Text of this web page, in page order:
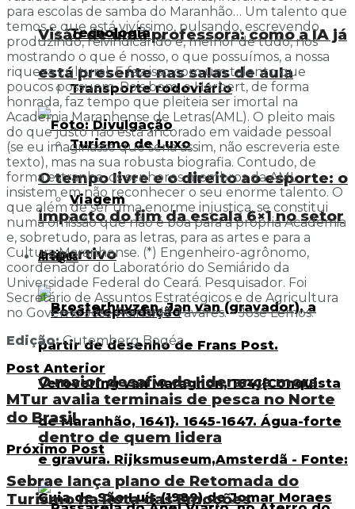
Visão de uma professora: como a IA já
está presente nas salas de aula
O tempo livre e o direito ao esporte: o
impacto do fim da escala 6×1 no setor
esportivo
Tecnologia
Transporte rodoviário
Turismo de Luxo
Viagem
Artigos
O maior desafio da liderança mora
dentro de quem lidera
para escolas de samba do Maranhão… Um talento que
temos e que está vivíssimo, pulsando, escrevendo,
produzindo, reivindicando e, melhor de tudo, nos
mostrando o que é nosso, o que possuímos, a nossa
riqueza cultural. E faz isso com um talento que
poucos possuem. Pois bem, o Herbert, de forma
honrada, faz tempo que pleiteia ser imortal na
Academia Maranhense de Letras(AML). O pleito mais
do que justo não está ancorado em vaidade pessoal
(se eu imaginasse que seria assim, não escreveria este
texto), mas na sua robusta biografia. Contudo, de
forma estranha, os senhores membros da AML
insistem em não reconhecer o seu enorme talento. O
que além de ser uma enorme injustiça, se constitui
numa omissão que não é boa para a própria Academia
e, sobretudo, para as letras, para as artes e para a
Cultura Maranhense. (*) Engenheiro-agrônomo,
coordenador do Laboratório do Semiárido da
Universidade Federal do Ceará. Pesquisador. Foi
Secretário de Assuntos Estratégicos e de Agricultura
no Governo José Reinaldo Tavares. – José Lemos.
Edição:Gutemberg Bogéa
Post Anterior
MTur avalia terminais de pesca no Norte
do Brasil
Próximo Post
Sebrae lança plano de Retomada do
Turismo na Rota das Emoções